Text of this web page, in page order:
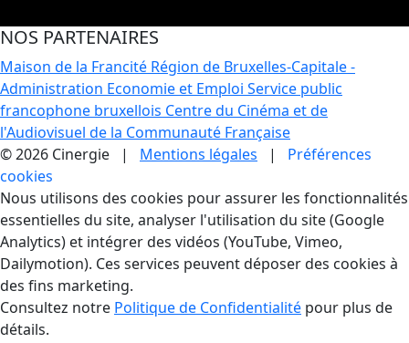
NOS PARTENAIRES
Maison de la Francité Région de Bruxelles-Capitale -
Administration Economie et Emploi Service public
francophone bruxellois Centre du Cinéma et de
l'Audiovisuel de la Communauté Française
© 2026 Cinergie | Mentions légales | Préférences
cookies
Gestion des Cookies
Nous utilisons des cookies pour assurer les fonctionnalités
essentielles du site, analyser l'utilisation du site (Google
Analytics) et intégrer des vidéos (YouTube, Vimeo,
Dailymotion). Ces services peuvent déposer des cookies à
des fins marketing.
Consultez notre Politique de Confidentialité pour plus de
détails.